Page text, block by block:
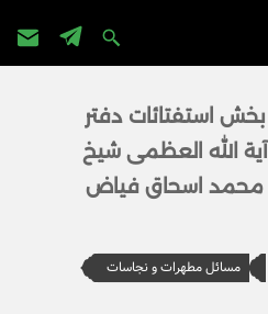
بخش استفتائات دفتر
آیة الله العظمی شیخ
محمد اسحاق فیاض
مسائل مطهرات و نجاسات